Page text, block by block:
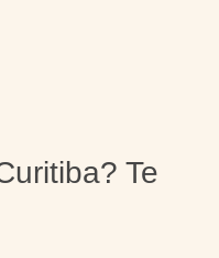
Te